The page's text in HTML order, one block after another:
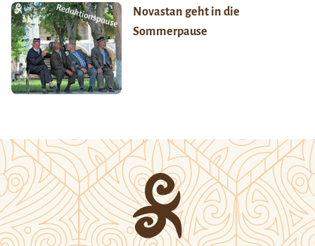
Novastan geht in die
Sommerpause